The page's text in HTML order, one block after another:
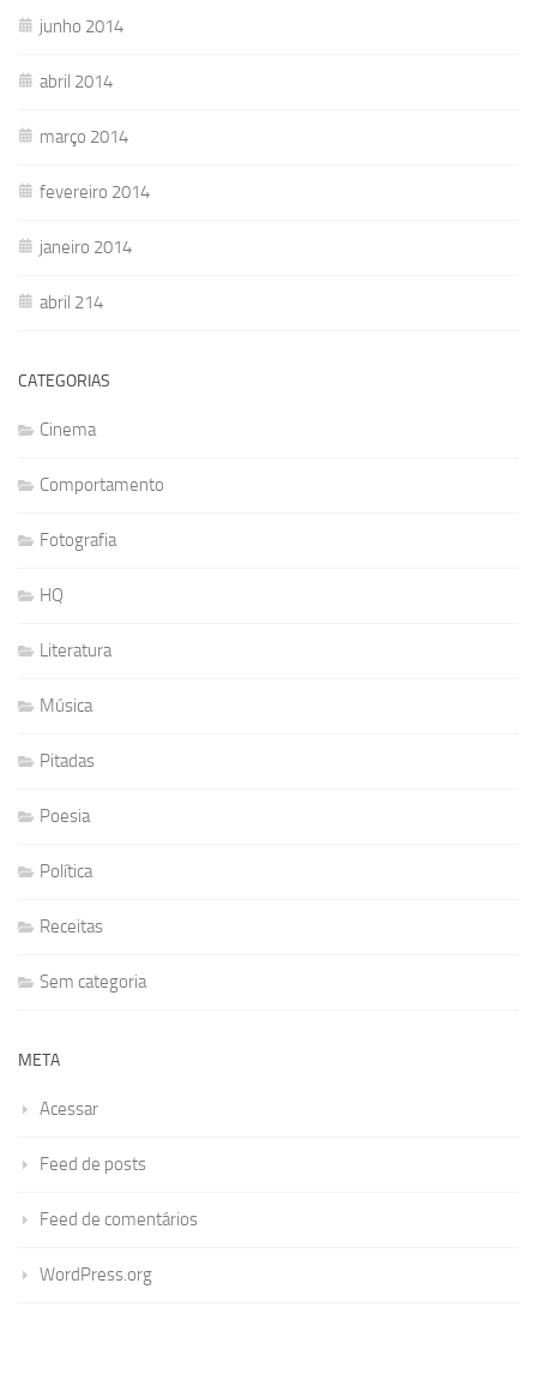
junho 2014
abril 2014
março 2014
fevereiro 2014
janeiro 2014
abril 214
CATEGORIAS
Cinema
Comportamento
Fotografia
HQ
Literatura
Música
Pitadas
Poesia
Política
Receitas
Sem categoria
META
Acessar
Feed de posts
Feed de comentários
WordPress.org